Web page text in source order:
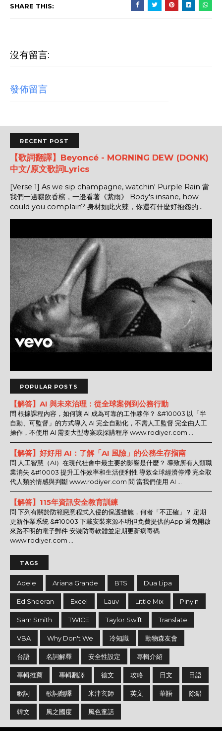
SHARE THIS:
沒有留言:
發佈留言
RECENT POST
【歌詞翻譯】Beyoncé - MORNING DEW (DONK)
中文/原文歌詞Lyrics
[Verse 1] As we sip champagne, watchin' Purple Rain 當
我們一邊啜飲香檳，一邊看著《紫雨》 Body's insane, how
could you complain? 身材如此火辣，你還有什麼好抱怨的...
POPULAR POSTS
【解答】AI 與未來治理：從全球案例到公務行動
問 根據課程內容，如何讓 AI 成為可靠的工作夥伴？ &#10003 以「半
自動、可監督」的方式導入 AI 完全自動化，不需人工監督 完全由人工
操作，不使用 AI 需要大型專案或採購程序 www.rodiyer.com ...
【解答】好好用 AI：了解「AI 風險」的公務生存指南
問 人工智慧（AI）在現代社會中最主要的影響是什麼？ 導致所有人類職
業消失 &#10003 提升工作效率和生活便利性 導致全球經濟停滯 完全取
代人類的情感與判斷 www.rodiyer.com 問 當我們使用 AI ...
【解答】115年資訊安全教育訓練
問 下列有關於防範惡意程式入侵的保護措施，何者「不正確」？ 定期
更新作業系統 &#10003 下載安裝來源不明但免費提供的App 避免開啟
來路不明的電子郵件 安裝防毒軟體並定期更新病毒碼
www.rodiyer.com ...
TAGS
Adele Ariana Grande BTS Dua Lipa
Ed Sheeran Excel Lauv Little Mix Pinyin
Sam Smith TWICE Taylor Swift Translate
VBA Why Don't We 冷知識 動物森友會
台語 名詞解釋 安全性設定 專輯介紹
專輯推薦 專輯翻譯 德文 攻略 日文 日語
歌詞 歌詞翻譯 米津玄師 英文 華語 除錯
韓文 風之國度 風色童話